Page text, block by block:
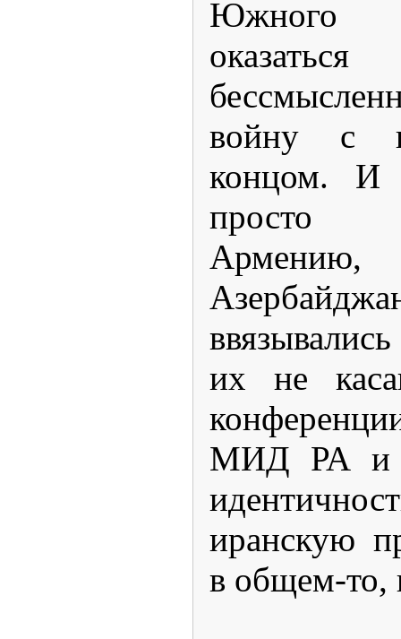
Южного
войну с
концом. И
просто
их не
МИД РА и
иранскую
в общем-то,